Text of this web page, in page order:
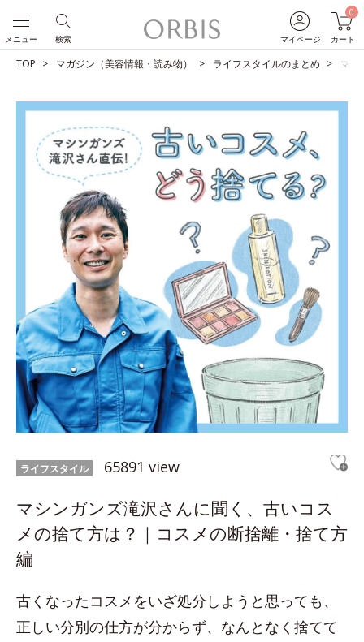
マイページ
0
カート
検索
メニュー
TOP マガジン（美容情報・読み物） ライフスタイルのまとめ マシ
ライフスタイル 65891 view
マシンガンズ滝沢さんに聞く、古いコス
メの捨て方は？｜コスメの断捨離・捨て方
編
古くなったコスメをいざ処分しようと思っても、
正しい分別の仕方が分からず、なんとなく捨てて